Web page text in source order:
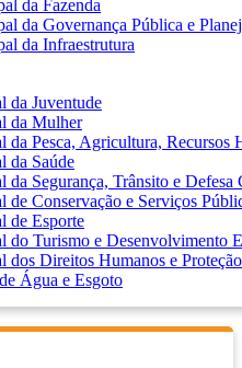
da Fazenda
da Governança Pública e
da Infraestrutura
da Juventude
da Mulher
da Pesca, Agricultura, Recursos
da Saúde
da Segurança, Trânsito e Defesa
de Conservação e Serviços
de Esporte
do Turismo e Desenvolvimento
dos Direitos Humanos e
Água e Esgoto